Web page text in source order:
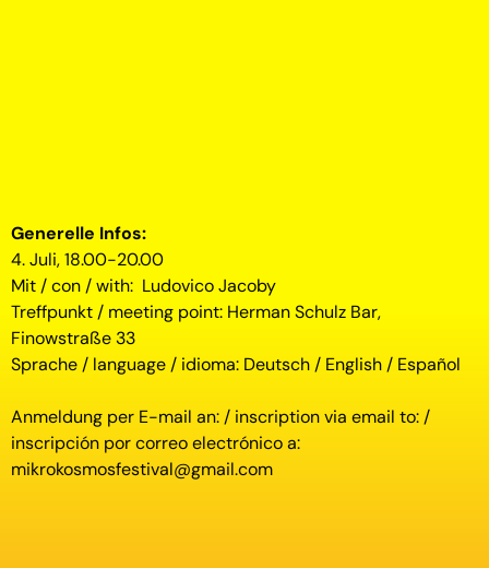
Generelle Infos:
4. Juli, 18.00-20.00
Mit / con / with: Ludovico Jacoby
Treffpunkt / meeting point: Herman Schulz Bar,
Finowstraße 33
Sprache / language / idioma: Deutsch / English / Español
Anmeldung per E-mail an: / inscription via email to: /
inscripción por correo electrónico a:
mikrokosmosfestival@gmail.com